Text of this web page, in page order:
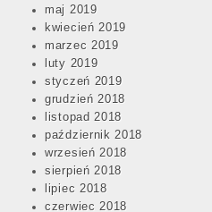
maj 2019
kwiecień 2019
marzec 2019
luty 2019
styczeń 2019
grudzień 2018
listopad 2018
październik 2018
wrzesień 2018
sierpień 2018
lipiec 2018
czerwiec 2018